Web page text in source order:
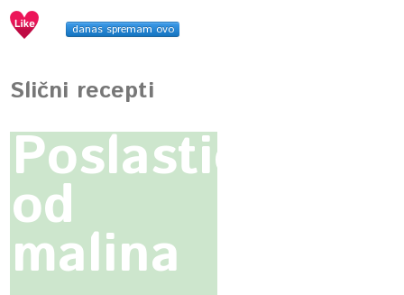
danas spremam ovo
Slični recepti
Poslastica
od
malina